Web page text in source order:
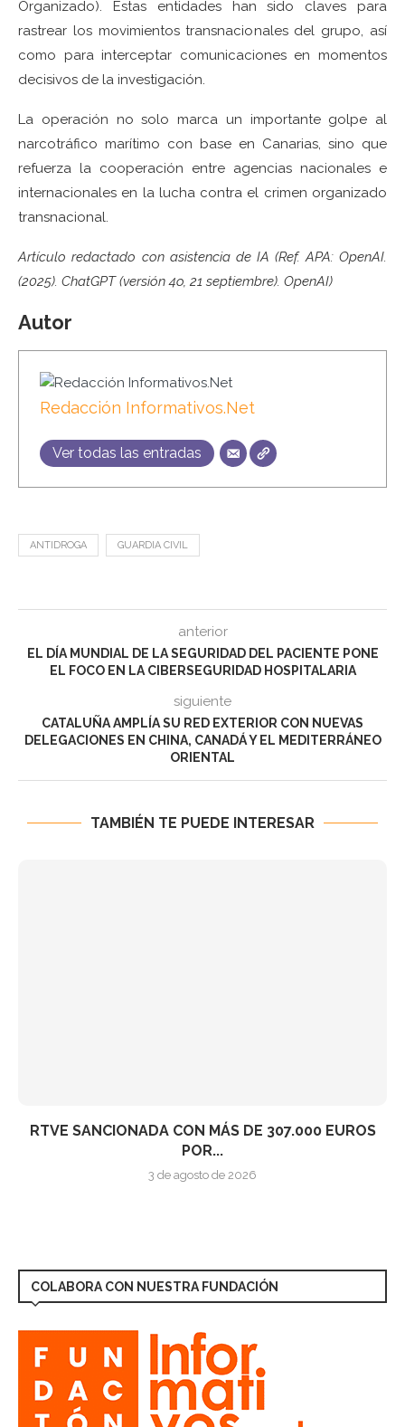
Organizado). Estas entidades han sido claves para
rastrear los movimientos transnacionales del grupo, así
como para interceptar comunicaciones en momentos
decisivos de la investigación.
La operación no solo marca un importante golpe al
narcotráfico marítimo con base en Canarias, sino que
refuerza la cooperación entre agencias nacionales e
internacionales en la lucha contra el crimen organizado
transnacional.
Artículo redactado con asistencia de IA (Ref. APA: OpenAI.
(2025). ChatGPT (versión 4o, 21 septiembre). OpenAI)
Autor
Redacción Informativos.Net
Ver todas las entradas
ANTIDROGA GUARDIA CIVIL
anterior
EL DÍA MUNDIAL DE LA SEGURIDAD DEL PACIENTE PONE
EL FOCO EN LA CIBERSEGURIDAD HOSPITALARIA
siguiente
CATALUÑA AMPLÍA SU RED EXTERIOR CON NUEVAS
DELEGACIONES EN CHINA, CANADÁ Y EL MEDITERRÁNEO
ORIENTAL
TAMBIÉN TE PUEDE INTERESAR
RTVE SANCIONADA CON MÁS DE 307.000 EUROS
POR...
3 de agosto de 2026
COLABORA CON NUESTRA FUNDACIÓN